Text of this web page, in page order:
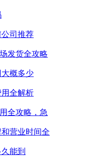
司推荐
发货全攻略
概多少
全解析
全攻略，急
营业时间全
能到